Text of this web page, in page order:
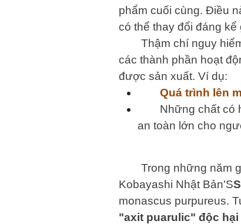
phẩm cuối cùng. Điều
có thể thay đổi đáng kể
Thậm chí nguy
các thành phần hoạt
được sản xuất. Ví dụ:
Quá trình lên
Những chất có
an toàn lớn cho
Trong những năm
Kobayashi Nhật Bản'S
monascus purpureus.
"axit puarulic" độc